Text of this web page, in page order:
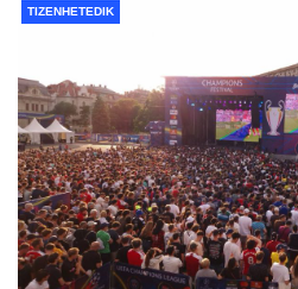
TIZENHETEDIK